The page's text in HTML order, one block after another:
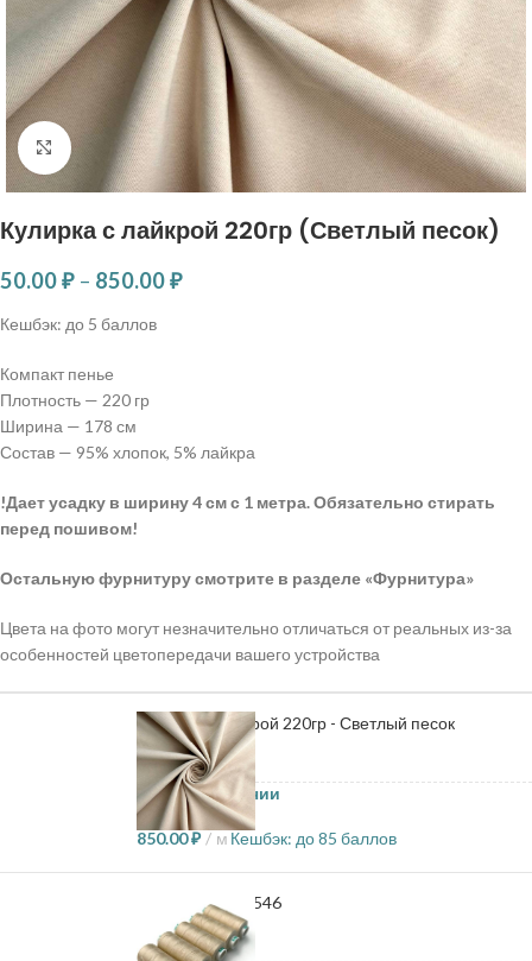
Нажмите, чтобы увеличить
Кулирка с лайкрой 220гр (Светлый песок)
50.00₽ – 850.00₽
Кешбэк: до 5 баллов
Компакт пенье
Плотность — 220 гр
Ширина — 178 см
Состав — 95% хлопок, 5% лайкра
!Дает усадку в ширину 4 см с 1 метра. Обязательно стирать
перед пошивом!
Остальную фурнитуру смотрите в разделе «Фурнитура»
Цвета на фото могут незначительно отличаться от реальных из-за
особенностей цветопередачи вашего устройства
Кулирка с лайкрой 220гр - Светлый песок
850.00₽ м Кешбэк: до 85 баллов
50.2 в наличии
Нитки Dor tak - 546